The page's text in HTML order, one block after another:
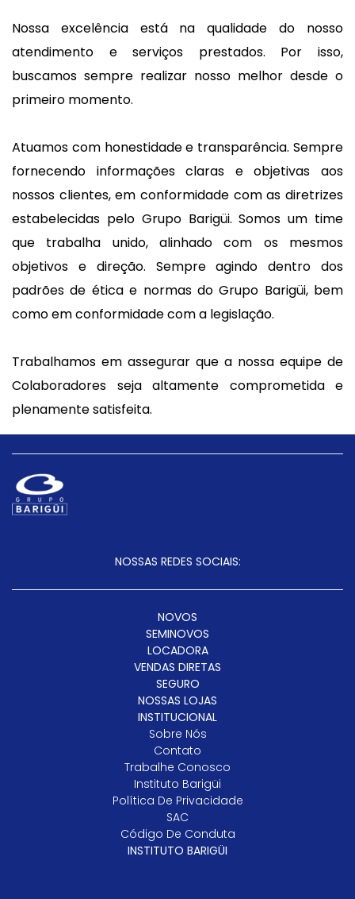
Nossa excelência está na qualidade do nosso
atendimento e serviços prestados. Por isso,
buscamos sempre realizar nosso melhor desde o
primeiro momento.
Atuamos com honestidade e transparência. Sempre
fornecendo informações claras e objetivas aos
nossos clientes, em conformidade com as diretrizes
estabelecidas pelo Grupo Barigüi. Somos um time
que trabalha unido, alinhado com os mesmos
objetivos e direção. Sempre agindo dentro dos
padrões de ética e normas do Grupo Barigüi, bem
como em conformidade com a legislação.
Trabalhamos em assegurar que a nossa equipe de
Colaboradores seja altamente comprometida e
plenamente satisfeita.
NOSSAS REDES SOCIAIS:
NOVOS
SEMINOVOS
LOCADORA
VENDAS DIRETAS
SEGURO
NOSSAS LOJAS
INSTITUCIONAL
Sobre Nós
Contato
Trabalhe Conosco
Instituto Barigüi
Política De Privacidade
SAC
Código De Conduta
INSTITUTO BARIGÜI